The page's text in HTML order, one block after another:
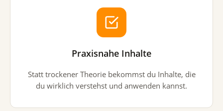
Praxisnahe Inhalte
Statt trockener Theorie bekommst du Inhalte, die
du wirklich verstehst und anwenden kannst.